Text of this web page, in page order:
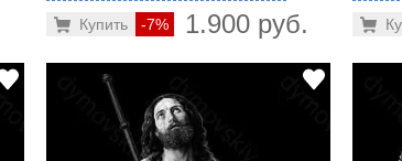
-7% 1.900 руб.
Купить